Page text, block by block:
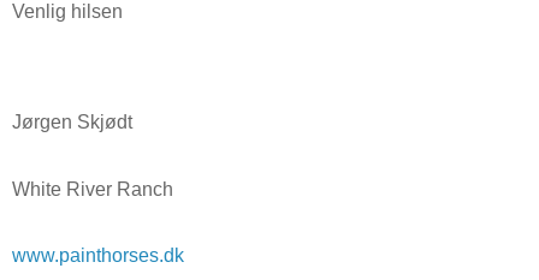
Venlig hilsen
Jørgen Skjødt
White River Ranch
www.painthorses.dk